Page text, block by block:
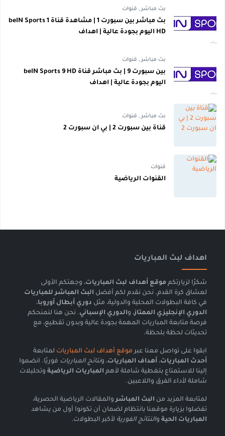
بث مباشر , قنوات
بث مباشر بين سبورت 1 | مشاهدة قناة beIN Sports 1
HD اليوم بجودة عالية | اهداف
بث مباشر , قنوات
بين سبورت 9 | بث مباشر قناة beIN Sports 9 HD
اليوم بجودة عالية | اهداف
بث مباشر , قنوات
قناة بين سبورت 2 | بي ان سبورت 2
قنوات
القنوات الرياضية
اهداف لبث المباريات
شكرًا لزيارتكم موقع أهداف لبث المباريات، وجهتكم الأولى
لعشاق كرة القدم. نحن نقدم لكم أفضل البث المباشر للمباريات
في كافة البطولات المحلية والدولية، مثل دوري أبطال أوروبا،
الدوري الإنجليزي الممتاز، والدوري الإسباني. نحن هنا لنمنحكم
فرصة متابعة المباريات المهمة بجودة عالية وبدون تقطيع، مع
تحديثات لحظة بلحظة.
ابقوا على تواصل معنا عبر موقع أهداف لبث المباريات لمتابعة
أحدث المباريات، أهداف المباريات، ونتائج المباريات فوريًا. انضموا
إلينا للاستمتاع بتغطية شاملة لأهم المباريات الرياضية وتحليلات
شاملة لأداء الفرق واللاعبين.
لمتابعة المزيد من البث المباشر والمقالات الرياضية الحصرية،
تفضلوا بزيارة موقعنا بانتظام لضمان أن تكونوا أول من يشاهد
المباريات الحية والنتائج الفورية لأكبر البطولات.